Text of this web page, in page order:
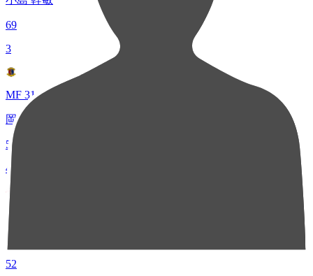
69
3
MF 31
岡田 優希
54
4
FW 23
杉本 健勇
52